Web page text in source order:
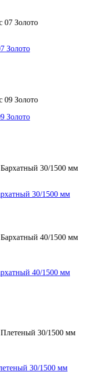
Золото
Золото
30/1500 мм
40/1500 мм
30/1500 мм